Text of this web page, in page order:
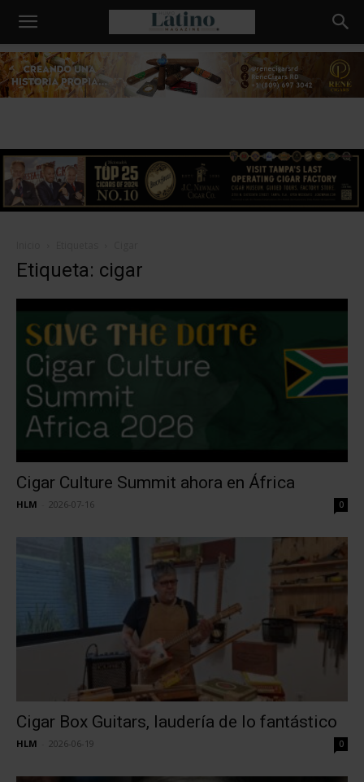
Humo
Latino
Etiqueta: cigar
Cigar Culture Summit ahora en África
HLM 2026-07-16 0
Cigar Box Guitars, laudería de lo fantástico
HLM 2026-06-19 0